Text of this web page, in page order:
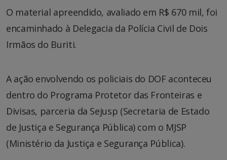
O material apreendido, avaliado em R$ 670 mil, foi
encaminhado à Delegacia da Polícia Civil de Dois
Irmãos do Buriti.
A ação envolvendo os policiais do DOF aconteceu
dentro do Programa Protetor das Fronteiras e
Divisas, parceria da Sejusp (Secretaria de Estado
de Justiça e Segurança Pública) com o MJSP
(Ministério da Justiça e Segurança Pública).